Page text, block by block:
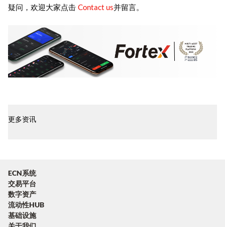
疑问，欢迎大家点击 Contact us并留言。
更多资讯
ECN系统
交易平台
数字资产
流动性HUB
基础设施